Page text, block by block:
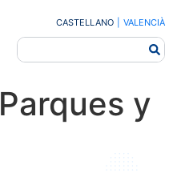
CASTELLANO VALENCIÀ
Parques y